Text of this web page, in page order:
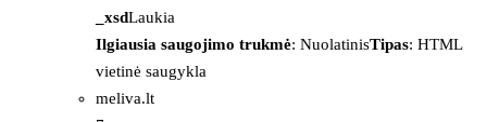
_xsdLaukia
Ilgiausia saugojimo trukmė: NuolatinisTipas: HTML
vietinė saugykla
meliva.lt